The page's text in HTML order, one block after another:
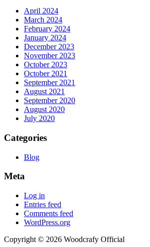
April 2024
March 2024
February 2024
January 2024
December 2023
November 2023
October 2023
October 2021
September 2021
August 2021
September 2020
August 2020
July 2020
Categories
Blog
Meta
Log in
Entries feed
Comments feed
WordPress.org
Copyright © 2026 Woodcrafy Official